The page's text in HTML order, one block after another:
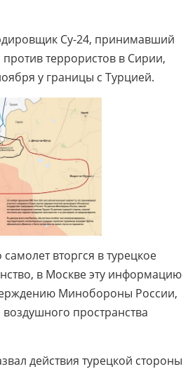
Су-24, принимавший
террористов в Сирии,
у границы с Турцией.
вторгся в турецкое
в Москве эту информацию
Минобороны России,
пространства
действия турецкой стороны